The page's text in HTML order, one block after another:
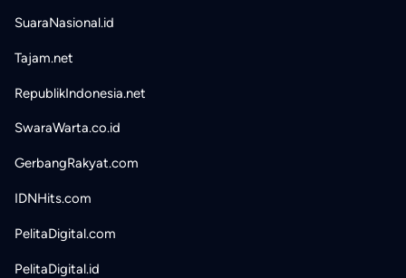
SuaraNasional.id
Tajam.net
RepublikIndonesia.net
SwaraWarta.co.id
GerbangRakyat.com
IDNHits.com
PelitaDigital.com
PelitaDigital.id